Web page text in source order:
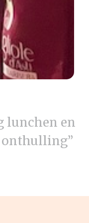
lunchen en
onthulling”